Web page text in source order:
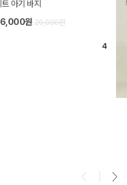
아기 바지
원 20,000원